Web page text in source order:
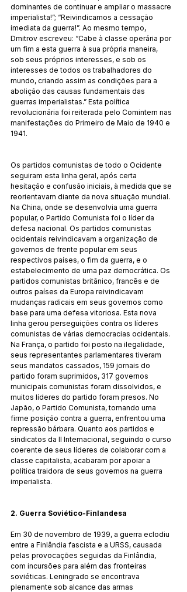
dominantes de continuar e ampliar o massacre
imperialista!”; “Reivindicamos a cessação
imediata da guerra!”. Ao mesmo tempo,
Dmitrov escreveu: “Cabe à classe operária por
um fim a esta guerra à sua própria maneira,
sob seus próprios interesses, e sob os
interesses de todos os trabalhadores do
mundo, criando assim as condições para a
abolição das causas fundamentais das
guerras imperialistas.” Esta política
revolucionária foi reiterada pelo Comintern nas
manifestações do Primeiro de Maio de 1940 e
1941.
Os partidos comunistas de todo o Ocidente
seguiram esta linha geral, após certa
hesitação e confusão iniciais, à medida que se
reorientavam diante da nova situação mundial.
Na China, onde se desenvolvia uma guerra
popular, o Partido Comunista foi o líder da
defesa nacional. Os partidos comunistas
ocidentais reivindicavam a organização de
governos de frente popular em seus
respectivos países, o fim da guerra, e o
estabelecimento de uma paz democrática. Os
partidos comunistas britânico, francês e de
outros países da Europa reivindicavam
mudanças radicais em seus governos como
base para uma defesa vitoriosa. Esta nova
linha gerou perseguições contra os líderes
comunistas de várias democracias ocidentais.
Na França, o partido foi posto na ilegalidade,
seus representantes parlamentares tiveram
seus mandatos cassados, 159 jornais do
partido foram suprimidos, 317 governos
municipais comunistas foram dissolvidos, e
muitos líderes do partido foram presos. No
Japão, o Partido Comunista, tomando uma
firme posição contra a guerra, enfrentou uma
repressão bárbara. Quanto aos partidos e
sindicatos da II Internacional, seguindo o curso
coerente de seus líderes de colaborar com a
classe capitalista, acabaram por apoiar a
política traidora de seus governos na guerra
imperialista.
2. Guerra Soviético-Finlandesa
Em 30 de novembro de 1939, a guerra eclodiu
entre a Finlândia fascista e a URSS, causada
pelas provocações seguidas da Finlândia,
com incursões para além das fronteiras
soviéticas. Leningrado se encontrava
plenamente sob alcance das armas